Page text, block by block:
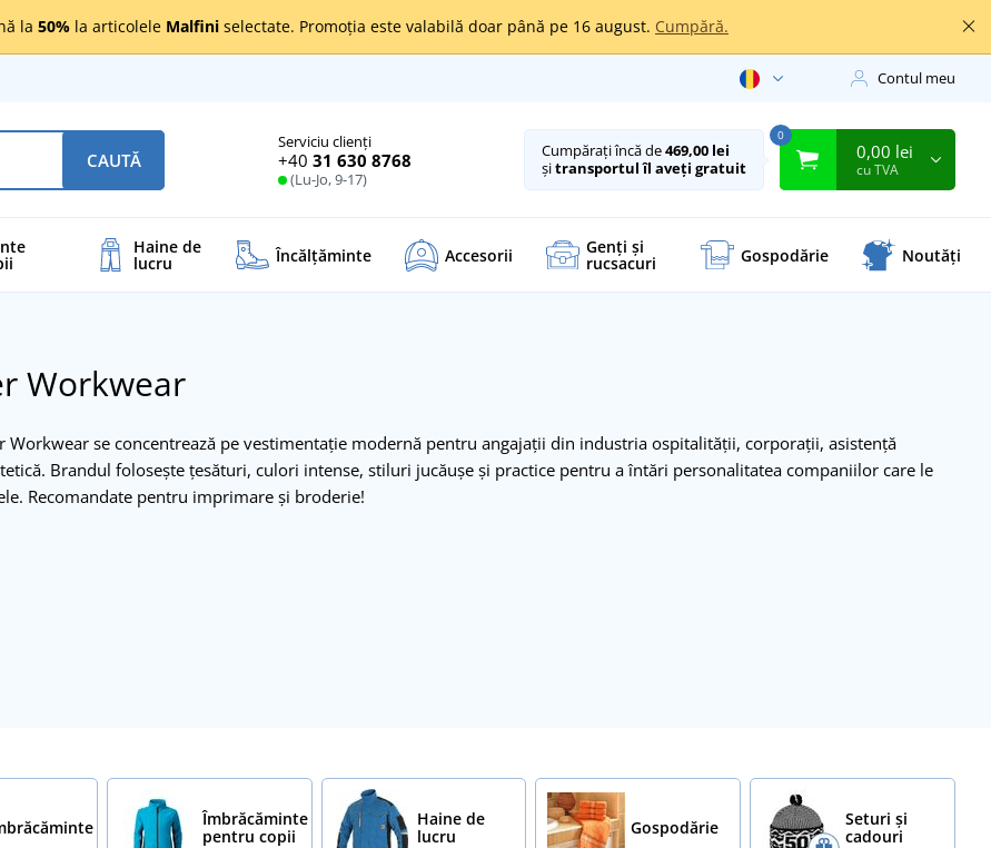
la 50% la articolele Malfini selectate. Promoția este valabilă doar până pe 16 august. Cumpără.
Contul meu
Serviciu clienți
+40 31 630 8768
(Lu-Jo, 9-17)
CAUTĂ Cumpărați încă de469,00 lei
șitransportul îl aveți gratuit
0
0,00 lei
cu TVA
Haine de
lucru Încălţăminte Accesorii Genți și
rucsacuri Gospodărie Noutăți
Workwear
Workwear se concentrează pe vestimentație modernă pentru angajații din industria ospitalității, corporații, asistență
Brandul folosește țesături, culori intense, stiluri jucăușe și practice pentru a întări personalitatea companiilor care le
Recomandate pentru imprimare și broderie!
Îmbrăcăminte
pentru copii
Haine de
lucru
Gospodărie
Seturi și
cadouri